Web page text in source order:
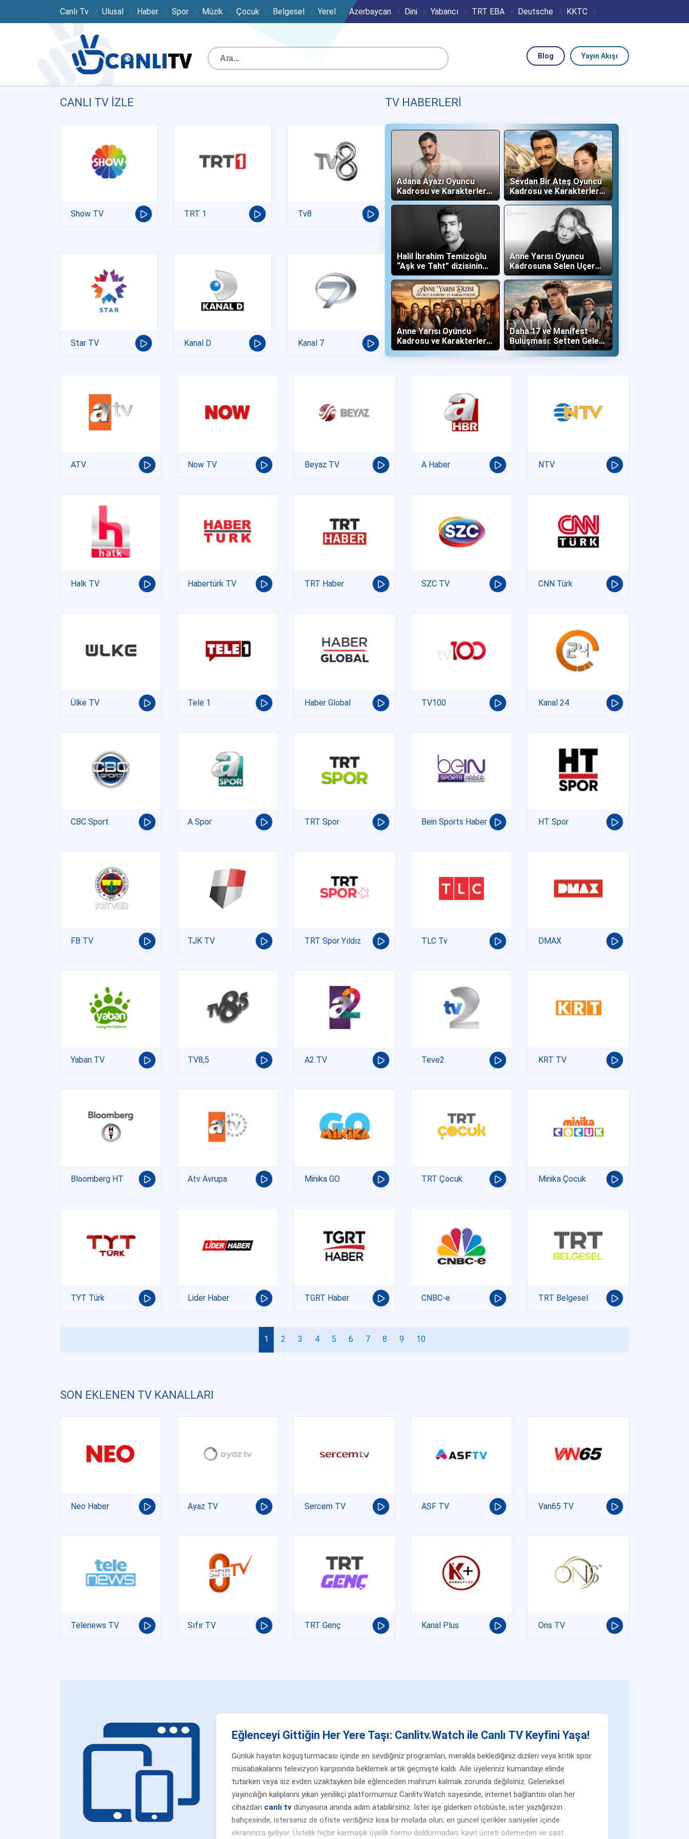
Canlı Tv Ulusal Haber Spor Müzik Çocuk Belgesel Yerel Azerbaycan Dini Yabancı TRT EBA Deutsche KKTC
Yayın Akışı
Blog
CANLI TV IZLE
Show TV TRT 1 Tv8
Star TV Kanal D Kanal 7
TV HABERLERI
Adana Ayazı Oyuncu
Kadrosu ve Karakterleri
(Now TV)
Sevdan Bir Ateş Oyuncu
Kadrosu ve Karakterleri
(Show TV)
Halil İbrahim Temizoğlu
“Aşk ve Taht” dizisinin
Yalboğan'ı Oldu
Anne Yarısı Oyuncu
Kadrosuna Selen Uçer
"Altın" Karakteri İle Dahil
Oldu!
Anne Yarısı Oyuncu
Kadrosu ve Karakterleri
(Now TV)
Daha 17 ve Manifest
Buluşması: Setten Gelen
İlk Kareler Büyüledi!
ATV Now TV Beyaz TV A Haber NTV
Halk TV Habertürk TV TRT Haber SZC TV CNN Türk
Ülke TV Tele 1 Haber Global TV100 Kanal 24
CBC Sport A Spor TRT Spor Bein Sports Haber HT Spor
FB TV TJK TV TRT Spor Yıldız TLC Tv DMAX
Yaban TV TV8,5 A2 TV Teve2 KRT TV
Bloomberg HT Atv Avrupa Minika GO TRT Çocuk Minika Çocuk
TYT Türk Lider Haber TGRT Haber CNBC-e TRT Belgesel
1 2 3 4 5 6 7 8 9 10
SON EKLENEN TV KANALLARI
Neo Haber Ayaz TV Sercem TV ASF TV Van65 TV
Telenews TV Sıfır TV TRT Genç Kanal Plus Ons TV
Eğlenceyi Gittiğin Her Yere Taşı: Canlitv.Watch ile Canlı TV Keyfini Yaşa!
Günlük hayatın koşuşturmacası içinde en sevdiğiniz programları, merakla beklediğiniz dizileri veya kritik spor
müsabakalarını televizyon karşısında beklemek artık geçmişte kaldı. Aile üyeleriniz kumandayı elinde
tutarken veya siz evden uzaktayken bile eğlenceden mahrum kalmak zorunda değilsiniz. Geleneksel
yayıncılığın kalıplarını yıkan yenilikçi platformumuz Canlitv.Watch sayesinde, internet bağlantısı olan her
cihazdan canlı tv dünyasına anında adım atabilirsiniz. İster işe giderken otobüste, ister yazlığınızın
bahçesinde, isterseniz de ofiste verdiğiniz kısa bir molada olun; en güncel içerikler saniyeler içinde
ekranınıza geliyor. Üstelik hiçbir karmaşık üyelik formu doldurmadan, kayıt ücreti ödemeden ve saat